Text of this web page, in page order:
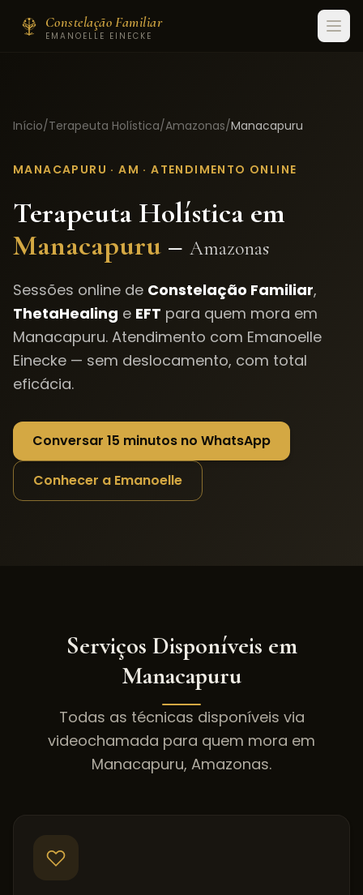
Constelação Familiar
EMANOELLE EINECKE
Início/Terapeuta Holística/Amazonas/Manacapuru
MANACAPURU ·AM · ATENDIMENTO ONLINE
Terapeuta Holística em
Manacapuru – Amazonas
Sessões online de Constelação Familiar,
ThetaHealing e EFT para quem mora em
Manacapuru. Atendimento com Emanoelle
Einecke — sem deslocamento, com total
eficácia.
Conversar 15 minutos no WhatsApp
Conhecer a Emanoelle
Serviços Disponíveis em
Manacapuru
Todas as técnicas disponíveis via
videochamada para quem mora em
Manacapuru, Amazonas.